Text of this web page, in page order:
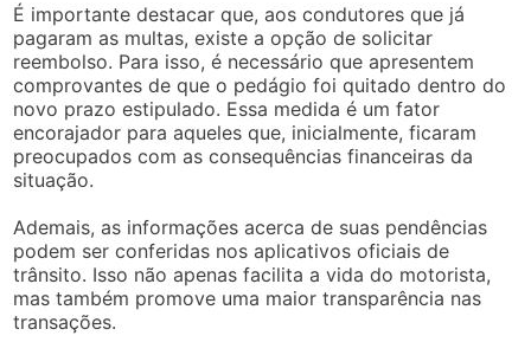
É importante destacar que, aos condutores que já
pagaram as multas, existe a opção de solicitar
reembolso. Para isso, é necessário que apresentem
comprovantes de que o pedágio foi quitado dentro do
novo prazo estipulado. Essa medida é um fator
encorajador para aqueles que, inicialmente, ficaram
preocupados com as consequências financeiras da
situação.
Ademais, as informações acerca de suas pendências
podem ser conferidas nos aplicativos oficiais de
trânsito. Isso não apenas facilita a vida do motorista,
mas também promove uma maior transparência nas
transações.